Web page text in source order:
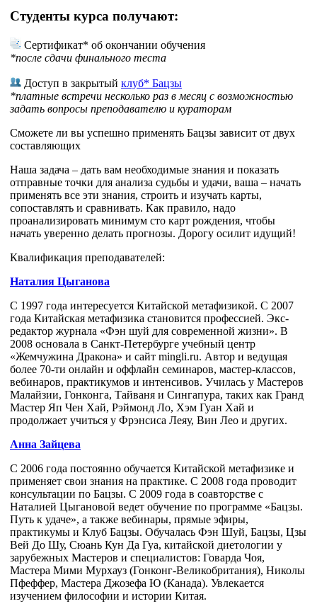
Студенты курса получают:
Сертификат* об окончании обучения
*после сдачи финального теста
Доступ в закрытый клуб* Бацзы
*платные встречи несколько раз в месяц с возможностью
задать вопросы преподавателю и кураторам
Сможете ли вы успешно применять Бацзы зависит от двух
составляющих
Наша задача – дать вам необходимые знания и показать
отправные точки для анализа судьбы и удачи, ваша – начать
применять все эти знания, строить и изучать карты,
сопоставлять и сравнивать. Как правило, надо
проанализировать минимум сто карт рождения, чтобы
начать уверенно делать прогнозы. Дорогу осилит идущий!
Квалификация преподавателей:
Наталия Цыганова
С 1997 года интересуется Китайской метафизикой. С 2007
года Китайская метафизика становится профессией. Экс-
редактор журнала «Фэн шуй для современной жизни». В
2008 основала в Санкт-Петербурге учебный центр
«Жемчужина Дракона» и сайт mingli.ru. Автор и ведущая
более 70-ти онлайн и оффлайн семинаров, мастер-классов,
вебинаров, практикумов и интенсивов. Училась у Мастеров
Малайзии, Гонконга, Тайваня и Сингапура, таких как Гранд
Мастер Яп Чен Хай, Рэймонд Ло, Хэм Гуан Хай и
продолжает учиться у Фрэнсиса Леяу, Вин Лео и других.
Анна Зайцева
С 2006 года постоянно обучается Китайской метафизике и
применяет свои знания на практике. С 2008 года проводит
консультации по Бацзы. С 2009 года в соавторстве с
Наталией Цыгановой ведет обучение по программе «Бацзы.
Путь к удаче», а также вебинары, прямые эфиры,
практикумы и Клуб Бацзы. Обучалась Фэн Шуй, Бацзы, Цзы
Вей До Шу, Сюань Кун Да Гуа, китайской диетологии у
зарубежных Мастеров и специалистов: Говарда Чоя,
Мастера Мими Мурхауз (Гонконг-Великобритания), Николы
Пфеффер, Мастера Джозефа Ю (Канада). Увлекается
изучением философии и истории Китая.